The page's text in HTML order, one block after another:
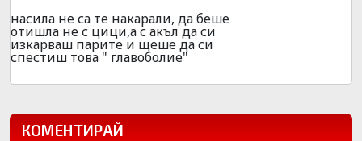
насила не са те накарали, да беше
отишла не с цици,а с акъл да си
изкарваш парите и щеше да си
спестиш това " главоболие"
КОМЕНТИРАЙ